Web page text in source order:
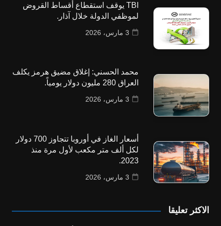
TBI يوقف استقطاع أقساط القروض
لموظفي الدولة خلال آذار.
3 مارس، 2026
محمد الحسني: إغلاق مضيق هرمز يكلف
العراق 280 مليون دولار يومياً.
3 مارس، 2026
أسعار الغاز في أوروبا تتجاوز 700 دولار
لكل ألف متر مكعب لأول مرة منذ
2023.
3 مارس، 2026
الاكثر تعليقا